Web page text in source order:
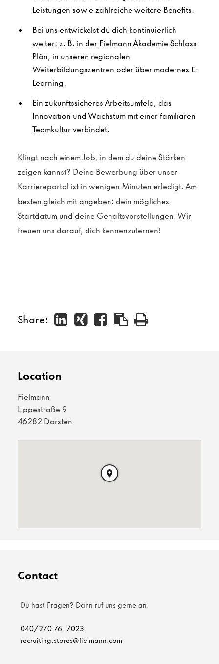
Leistungen sowie zahlreiche weitere Benefits.
Bei uns entwickelst du dich kontinuierlich
weiter: z. B. in der Fielmann Akademie Schloss
Plön, in unseren regionalen
Weiterbildungszentren oder über modernes E-
Learning.
Ein zukunftssicheres Arbeitsumfeld, das
Innovation und Wachstum mit einer familiären
Teamkultur verbindet.
Klingt nach einem Job, in dem du deine Stärken
zeigen kannst? Deine Bewerbung über unser
Karriereportal ist in wenigen Minuten erledigt. Am
besten gleich mit angeben: dein mögliches
Startdatum und deine Gehaltsvorstellungen. Wir
freuen uns darauf, dich kennenzulernen!
Share:
Location
Fielmann
Lippestraße 9
46282 Dorsten
Contact
Du hast Fragen? Dann ruf uns gerne an.
040/270 76-7023
recruiting.stores@fielmann.com